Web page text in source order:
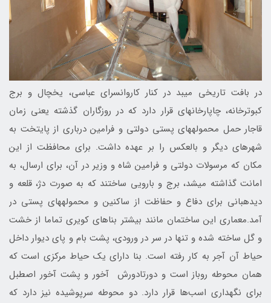
در بافت تاریخی میبد در کنار کاروانسرای عباسی، یخچال و برج
کبوترخانه، چاپارخانه‎ای قرار دارد که در روزگاران گذشته یعنی زمان
قاجار حمل محموله‎های پستی دولتی و فرامین درباری از پایتخت به
شهر‎های دیگر و بالعکس را بر عهده داشت. برای محافظت از این
مکان که مرسولات دولتی و فرامین شاه و وزیر در آن، برای ارسال، به
امانت گذاشته می‎شد، برج و بارویی ساختند که به صورت دژ، قلعه و
دیده‎بانی برای دفاع و حفاظت از ساکنین و محموله‎های پستی در
آمد.معماری این ساختمان مانند بیشتر بناهای کویری تماما از خشت
و گل ساخته شده و تنها در سر در ورودی، پشت بام و پای دیوار داخل
حیاط آن آجر به کار رفته است. بنا دارای یک حیاط مرکزی است که
همان محوطه روباز است و دورتادورش آخور و پشت آخور اصطبل
برای نگهداری اسب‌ها قرار دارد. دو محوطه سرپوشیده نیز دارد که